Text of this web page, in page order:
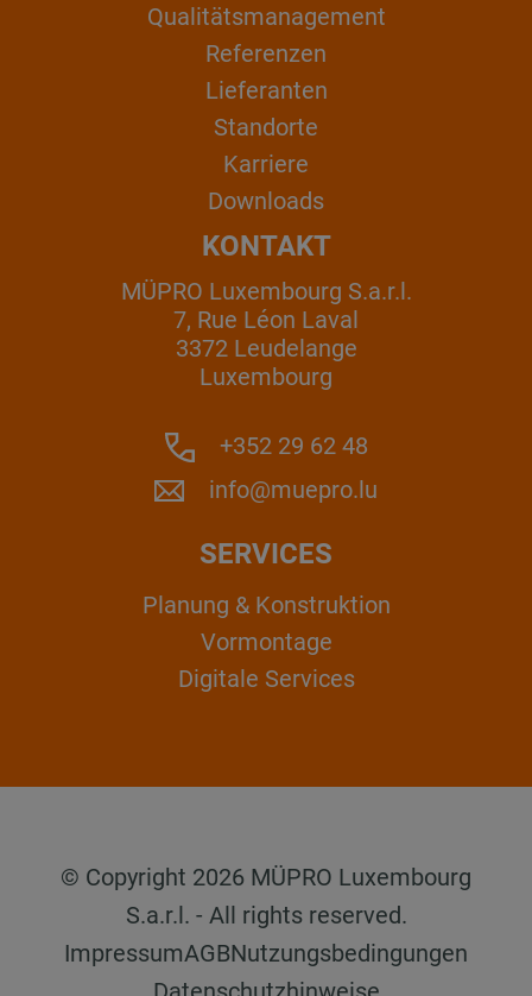
Qualitätsmanagement
Referenzen
Lieferanten
Standorte
Karriere
Downloads
KONTAKT
MÜPRO Luxembourg S.a.r.l.
7, Rue Léon Laval
3372 Leudelange
Luxembourg
+352 29 62 48
info@muepro.lu
SERVICES
Planung & Konstruktion
Vormontage
Digitale Services
© Copyright 2026 MÜPRO Luxembourg
S.a.r.l. - All rights reserved.
ImpressumAGBNutzungsbedingungen